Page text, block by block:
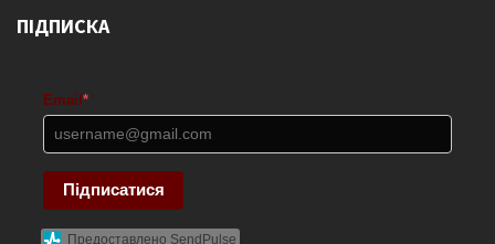
ПІДПИСКА
Email *
Підписатися
Предоставлено SendPulse